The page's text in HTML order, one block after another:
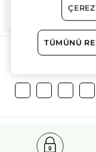
Daha
TÜMÜNÜ